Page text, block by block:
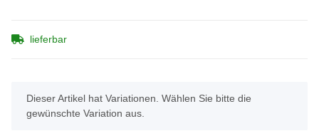
lieferbar
x
Dieser Artikel hat Variationen. Wählen Sie bitte die
gewünschte Variation aus.